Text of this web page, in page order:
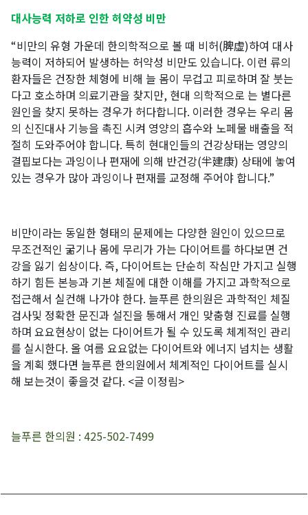
대사능력 저하로 인한 허약성 비만
“비만의 유형 가운데 한의학적으로 볼 때 비허(脾虛)하여 대사
능력이 저하되어 발생하는 허약성 비만도 있습니다. 이런 류의
환자들은 건장한 체형에 비해 늘 몸이 무겁고 피로하며 잘 붓는
다고 호소하며 의료기관을 찾지만, 현대 의학적으로 는 별다른
원인을 찾지 못하는 경우가 허다합니다. 이러한 경우는 우리 몸
의 신진대사 기능을 촉진 시켜 영양의 흡수와 노페물 배출을 적
절히 도와주어야 합니다. 특히 현대인들의 건강상태는 영양의
결핍보다는 과잉이나 편재에 의해 반건강(半建康) 상태에 놓여
있는 경우가 많아 과잉이나 편재를 교정해 주어야 합니다.”
비만이라는 동일한 형태의 문제에는 다양한 원인이 있으므로
무조건적인 굶기나 몸에 무리가 가는 다이어트를 하다보면 건
강을 잃기 쉽상이다. 즉, 다이어트는 단순히 작심만 가지고 실행
하기 힘든 본능과 기본 체질에 대한 이해를 가지고 과학적으로
접근해서 실컨해 나가야 한다. 늘푸른 한의원은 과학적인 체질
검사및 정확한 문진과 설진을 통해서 개인 맞춤형 진료를 실행
하며 요요현상이 없는 다이어트가 될 수 있도록 체계적인 관리
를 실시한다. 올 여름 요요없는 다이어트와 에너지 넘치는 생활
을 계획 했다면 늘푸른 한의원에서 체계적인 다이어트를 실시
해 보는것이 좋을것 같다. <글 이정림>
늘푸른 한의원 : 425-502-7499